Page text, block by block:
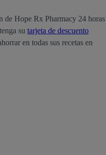
de Hope Rx Pharmacy 24 horas
su tarjeta de descuento
en todas sus recetas en